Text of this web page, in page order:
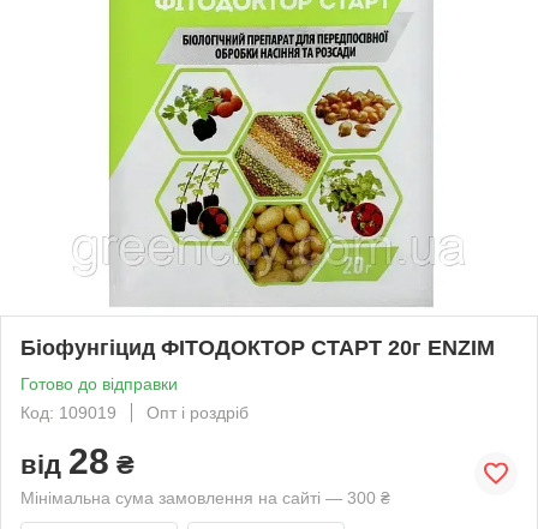
Біофунгіцид ФІТОДОКТОР СТАРТ 20г ENZIM
Готово до відправки
Код: 109019
Опт і роздріб
від 28 ₴
Мінімальна сума замовлення на сайті — 300 ₴